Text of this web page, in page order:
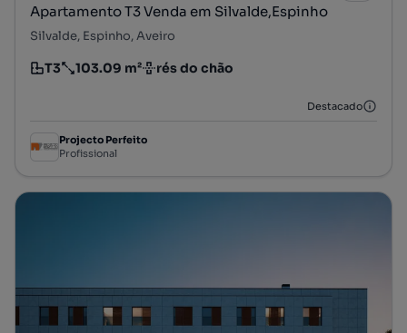
Apartamento T3 Venda em Silvalde,Espinho
Silvalde, Espinho, Aveiro
Tipologia
T3
Preço por metro quadrado
103.09 m²
Andar rés do chão
Destacado
Projecto Perfeito
Profissional